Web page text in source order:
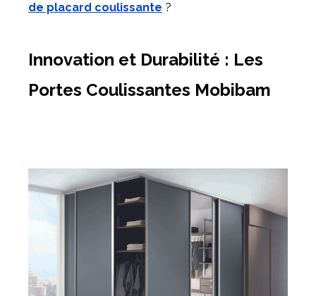
de placard coulissante ?
Innovation et Durabilité : Les
Portes Coulissantes Mobibam